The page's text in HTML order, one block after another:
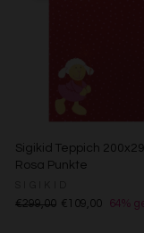
Sigikid Teppich
Rosa Punkte
€299,00 €109,00 64%
Verwendung